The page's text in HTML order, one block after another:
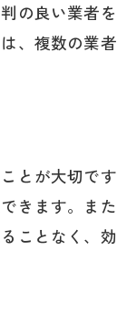
適な住空間の
付けを実現
前準備と荷
ための事前
るための段取
の良い業者
、複数の業
とが大切で
きます。ま
となく、